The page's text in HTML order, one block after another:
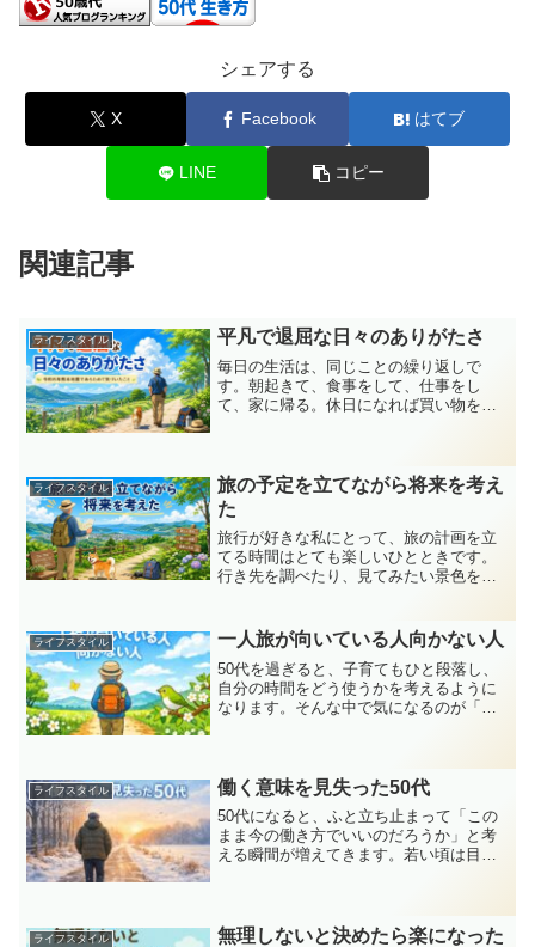
シェアする
X Facebook はてブ
LINE コピー
関連記事
ライフスタイル 平凡で退屈な日々のありがたさ
毎日の生活は、同じことの繰り返しで
す。朝起きて、食事をして、仕事をし
て、家に帰る。休日になれば買い物をし
でしょうか。私も、これからの人...
ライフスタイル
旅の予定を立てながら将来を考え
た
旅行が好きな私にとって、旅の計画を立
てる時間はとても楽しいひとときです。
行き先を調べたり、見てみたい景色を探
なります。最近は旅の予定を考えなが
ら、これから先の人生につい...
ライフスタイル 一人旅が向いている人向かない人
50代を過ぎると、子育てもひと段落し、
自分の時間をどう使うかを考えるように
なります。そんな中で気になるのが「一
一人旅が向いている人、向...
ライフスタイル 働く意味を見失った50代
50代になると、ふと立ち止まって「この
まま今の働き方でいいのだろうか」と考
える瞬間が増えてきます。若い頃は目の
し、定年が視野に入り、体力や気力の変
化も感じ始めるこの年代...
ライフスタイル 無理しないと決めたら楽になった